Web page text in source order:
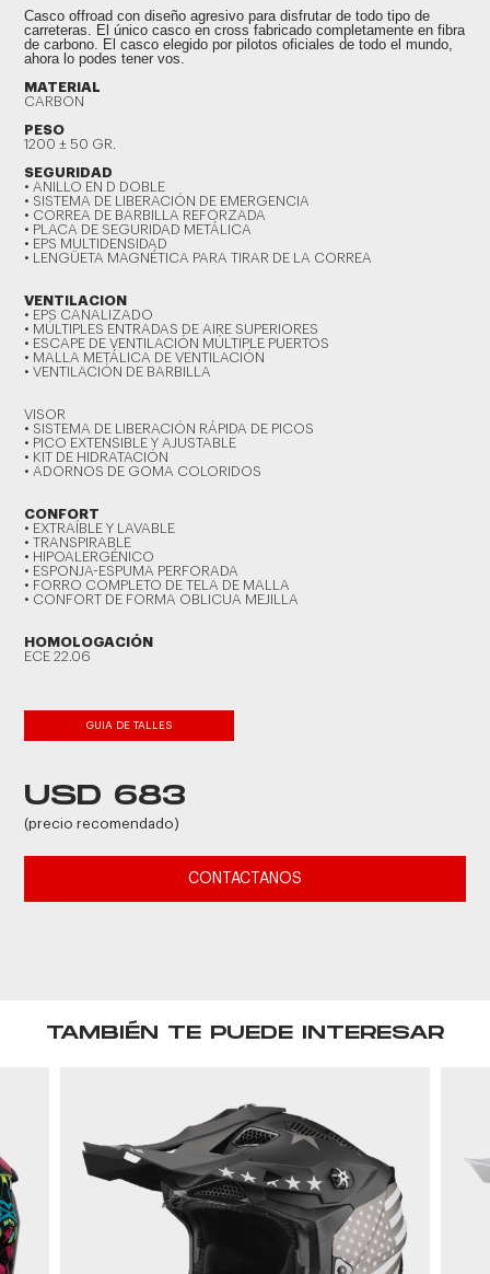
Casco offroad con diseño agresivo para disfrutar de todo tipo de
carreteras. El único casco en cross fabricado completamente en fibra
de carbono. El casco elegido por pilotos oficiales de todo el mundo,
ahora lo podes tener vos.
MATERIAL
CARBON
PESO
1200 ± 50 GR.
SEGURIDAD
• ANILLO EN D DOBLE
• SISTEMA DE LIBERACIÓN DE EMERGENCIA
• CORREA DE BARBILLA REFORZADA
• PLACA DE SEGURIDAD METÁLICA
• EPS MULTIDENSIDAD
• LENGÜETA MAGNÉTICA PARA TIRAR DE LA CORREA
VENTILACION
• EPS CANALIZADO
• MÚLTIPLES ENTRADAS DE AIRE SUPERIORES
• ESCAPE DE VENTILACIÓN MÚLTIPLE PUERTOS
• MALLA METÁLICA DE VENTILACIÓN
• VENTILACIÓN DE BARBILLA
VISOR
• SISTEMA DE LIBERACIÓN RÁPIDA DE PICOS
• PICO EXTENSIBLE Y AJUSTABLE
• KIT DE HIDRATACIÓN
• ADORNOS DE GOMA COLORIDOS
CONFORT
• EXTRAÍBLE Y LAVABLE
• TRANSPIRABLE
• HIPOALERGÉNICO
• ESPONJA-ESPUMA PERFORADA
• FORRO COMPLETO DE TELA DE MALLA
• CONFORT DE FORMA OBLICUA MEJILLA
HOMOLOGACIÓN
ECE 22.06
GUIA DE TALLES
USD 683
(precio recomendado)
CONTACTANOS
TAMBIÉN TE PUEDE INTERESAR